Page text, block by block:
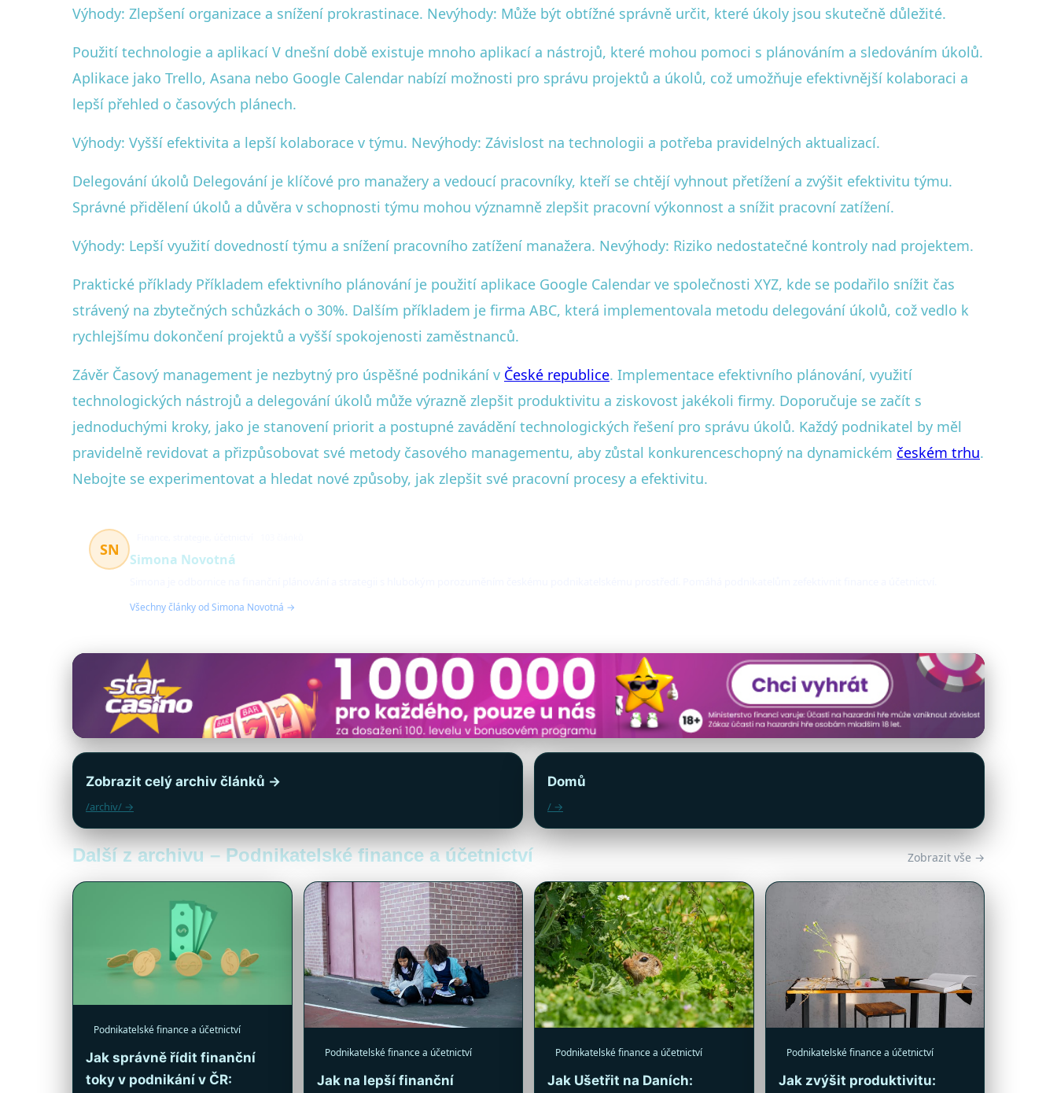
Výhody: Zlepšení organizace a snížení prokrastinace. Nevýhody: Může být obtížné správně určit, které úkoly jsou skutečně důležité.
Použití technologie a aplikací V dnešní době existuje mnoho aplikací a nástrojů, které mohou pomoci s plánováním a sledováním úkolů.
Aplikace jako Trello, Asana nebo Google Calendar nabízí možnosti pro správu projektů a úkolů, což umožňuje efektivnější kolaboraci a
lepší přehled o časových plánech.
Výhody: Vyšší efektivita a lepší kolaborace v týmu. Nevýhody: Závislost na technologii a potřeba pravidelných aktualizací.
Delegování úkolů Delegování je klíčové pro manažery a vedoucí pracovníky, kteří se chtějí vyhnout přetížení a zvýšit efektivitu týmu.
Správné přidělení úkolů a důvěra v schopnosti týmu mohou významně zlepšit pracovní výkonnost a snížit pracovní zatížení.
Výhody: Lepší využití dovedností týmu a snížení pracovního zatížení manažera. Nevýhody: Riziko nedostatečné kontroly nad projektem.
Praktické příklady Příkladem efektivního plánování je použití aplikace Google Calendar ve společnosti XYZ, kde se podařilo snížit čas
strávený na zbytečných schůzkách o 30%. Dalším příkladem je firma ABC, která implementovala metodu delegování úkolů, což vedlo k
rychlejšímu dokončení projektů a vyšší spokojenosti zaměstnanců.
Závěr Časový management je nezbytný pro úspěšné podnikání v České republice. Implementace efektivního plánování, využití
technologických nástrojů a delegování úkolů může výrazně zlepšit produktivitu a ziskovost jakékoli firmy. Doporučuje se začít s
jednoduchými kroky, jako je stanovení priorit a postupné zavádění technologických řešení pro správu úkolů. Každý podnikatel by měl
pravidelně revidovat a přizpůsobovat své metody časového managementu, aby zůstal konkurenceschopný na dynamickém českém trhu.
Nebojte se experimentovat a hledat nové způsoby, jak zlepšit své pracovní procesy a efektivitu.
SN
Simona Novotná
Všechny články od Simona Novotná →
Zobrazit celý archiv článků →
/archiv/ →
Domů
/ →
Další z archivu – Podnikatelské finance a účetnictví Zobrazit vše →
Podnikatelské finance a účetnictví
Jak správně řídit finanční
toky v podnikání v ČR:
Podnikatelské finance a účetnictví
Jak na lepší finanční
Podnikatelské finance a účetnictví
Jak Ušetřit na Daních:
Podnikatelské finance a účetnictví
Jak zvýšit produktivitu: